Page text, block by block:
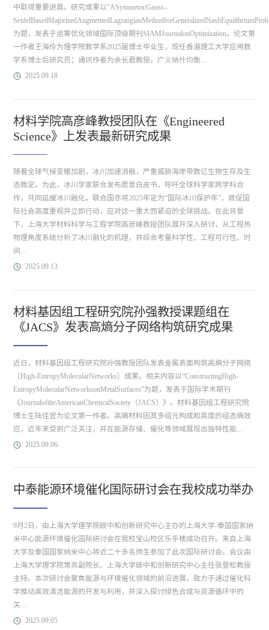
中取得重要进展。研究成果以“ASymmetricGauss–
为题，发表于运筹优化领域国际顶级期刊SIAMJournalonOptimization。论文第
一作者王海伶为理学院数学系2025届博士毕业生，现任香港理工大学应用数
学系博士后研究员；通讯作者为余长君教授。广义纳什均衡...
2025.09.18
材料学院高彦峰教授团队在《Engineered
Science》上发表最新研究成果
随着全球气候变暖加剧，冰川加速消融，严重威胁海岸带数亿生物生存及生
态稳定。为此，冰川学家联合发布愿景白皮书，呼吁全球科学家跨学科合
作，共同延缓冰川融化。联合国亦将2025年定为“国际冰川保护年”，敦促国
际社会高度重视并立即行动，应对这一重大而紧迫的全球挑战。在此背景
下，上海大学材料科学与工程学院高彦峰教授团队展开深入研讨，从工程热
物理角度系统分析了冰川融化的机理，并综合考量科学性、工程可行性、时
间...
2025.09.13
材料基因组工程研究院孙强教授课题组在
《JACS》发表高熵分子网络构筑研究成果
近日，材料基因组工程研究院孙强教授团队发表金属表面构筑高熵分子网络
（High-EntropyMolecularNetworks）成果。相关内容以“ConstructingHigh-
EntropyMolecularNetworksonMetalSurfaces”为题，发表于国际学术期刊
《JournaloftheAmericanChemicalSociety（JACS）》。材料基因组工程研究院
博士生陆佳宜为论文第一作者。高熵材料因其多组元构成和高度的组态熵效
应，近年来受到广泛关注，并在能源存储、催化等领域展现出独特性能...
2025.09.06
中泰能源环境催化国际研讨会在我校成功举办
9月2日，由上海大学理学院碳中和创新研究中心主办的上海大学-泰国国家纳
米中心能源环境催化国际研讨会在我校宝山校区乐乎楼成功召开。来自上海
大学及泰国国家纳米中心将近二十多名师生参加了此次国际研讨会。会议由
上海大学理学院常务副院长、上海大学碳中和创新研究中心主任张登松教授
主持。本次研讨会聚焦能源与环境催化领域的前沿进展，致力于通过催化科
学推动高效清洁能源的开发与利用，并深入探讨绿色合成与资源循环中的
关...
2025.09.05